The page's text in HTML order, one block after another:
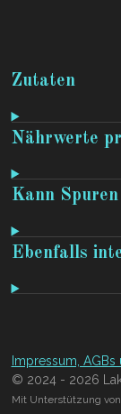
Zutaten
Nährwerte
Kann
Ebenfalls
Impressum,
© 2024 - 2026
Mit Unterstützung von